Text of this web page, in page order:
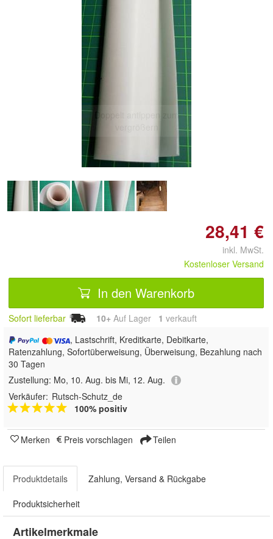
Doppelt antippen zum
28,41 €
inkl. MwSt.
Kostenloser Versand
In den Warenkorb
Sofort lieferbar 10+ Auf Lager 1 verkauft
, Lastschrift, Kreditkarte, Debitkarte,
Ratenzahlung, Sofortüberweisung, Überweisung, Bezahlung nach
30 Tagen
Zustellung: Mo, 10. Aug. bis Mi, 12. Aug.
Verkäufer: Rutsch-Schutz_de
100% positiv
Merken Preis vorschlagen Teilen
Produktdetails Zahlung, Versand & Rückgabe
Produktsicherheit
Artikelmerkmale